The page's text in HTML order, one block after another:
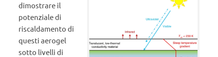
dimostrare il
potenziale di
riscaldamento di
questi aerogel
sotto livelli di